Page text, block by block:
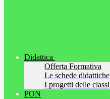
Didattica
Offerta Formativa
Le schede didattiche
I progetti delle classi
PON